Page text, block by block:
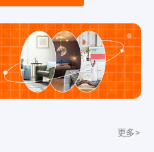
更多>